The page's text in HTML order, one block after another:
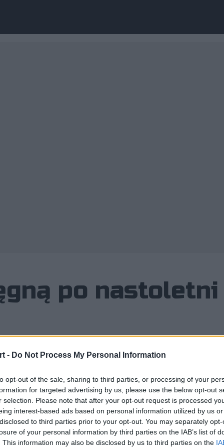
- Do Not Process My Personal Information
opt-out of the sale, sharing to third parties, or processing of your
for targeted advertising by us, please use the below opt-out
selection. Please note that after your opt-out request is processed
interest-based ads based on personal information utilized by us
to third parties prior to your opt-out. You may separately
of your personal information by third parties on the IAB’s list of
This information may also be disclosed by us to third parties on the
po
100 Thieves po powrocie na
składu. Teraz jednak pojawiły się
mogła zmienić swoje